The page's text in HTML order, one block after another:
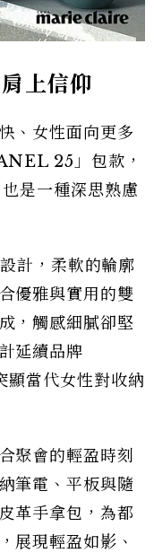
上信仰
、女性面向更多
25」包款，
是一種深思熟慮
計，柔軟的輪廓
優雅與實用的雙
，觸感細膩卻堅
延續品牌
當代女性對收納
聚會的輕盈時刻
筆電、平板與隨
革手拿包，為都
展現輕盈如影、